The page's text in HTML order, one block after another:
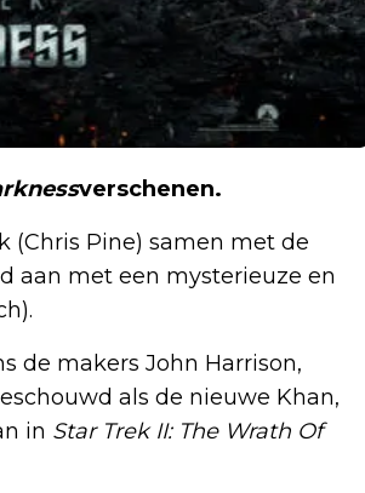
verschenen.
(Chris Pine) samen met de
aan met een mysterieuze en
de makers John Harrison,
als de nieuwe Khan,
in Star Trek II: The Wrath Of